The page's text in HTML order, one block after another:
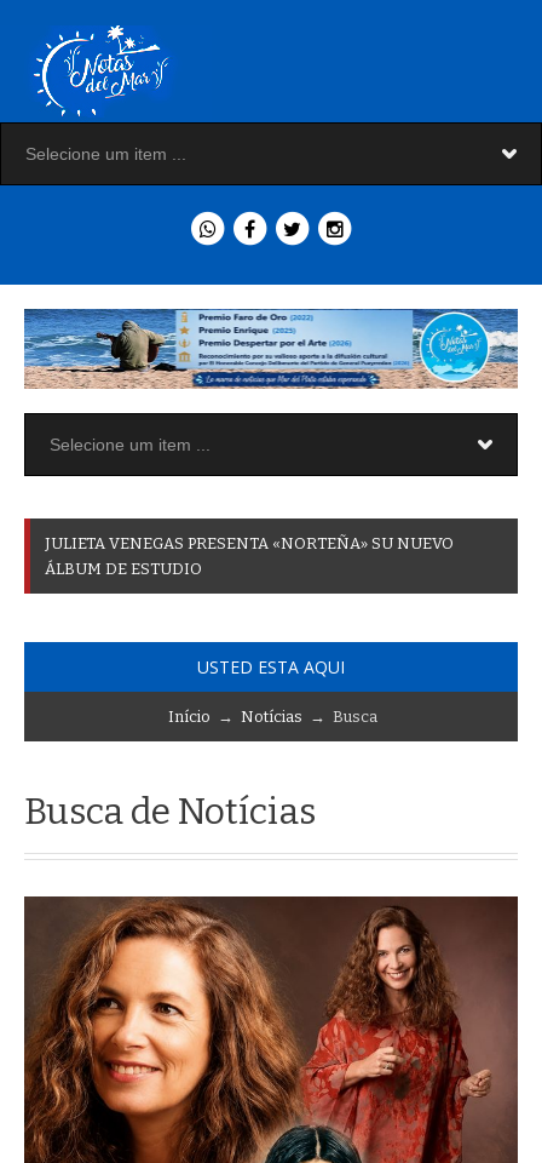
JULIETA VENEGAS PRESENTA «NORTEÑA» SU NUEVO
ÁLBUM DE ESTUDIO
USTED ESTA AQUI
Início → Notícias → Busca
Busca de Notícias